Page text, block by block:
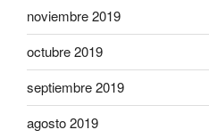
noviembre 2019
octubre 2019
septiembre 2019
agosto 2019